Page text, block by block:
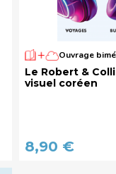
Ouvrage
Le Robert &
visuel coréen
8,90 €